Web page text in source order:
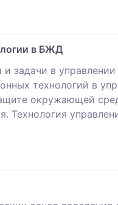
в БЖД
задачи в
технологий в
окружающей
Технология